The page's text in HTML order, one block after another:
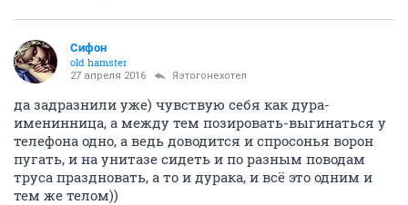
Сифон
old hamster
27 апреля 2016 Яэтогонехотел
да задразнили уже) чувствую себя как дура-
именинница, а между тем позировать-выгинаться у
телефона одно, а ведь доводится и спросонья ворон
пугать, и на унитазе сидеть и по разным поводам
труса праздновать, а то и дурака, и всё это одним и
тем же телом))